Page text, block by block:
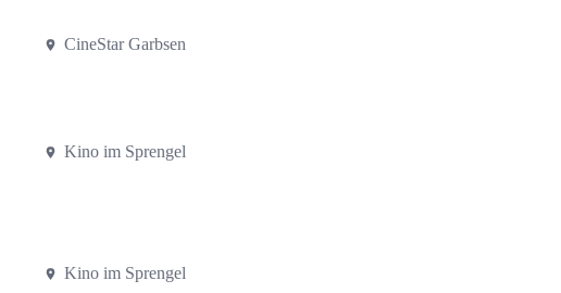
CineStar Garbsen
Kino im Sprengel
Kino im Sprengel